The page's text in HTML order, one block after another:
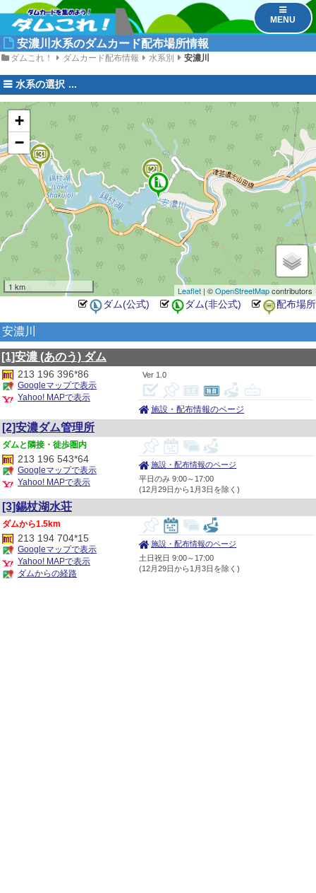
MENU
安濃川水系のダムカード配布場所情報
ダムこれ！ ダムカード配布情報 水系別 安濃川
水系の選択
3
2
1
+
−
1 km Leaflet | ©OpenStreetMapcontributors
安濃川
[1]安濃 (あのう) ダム
1.0
施設・配布情報のページ
213 196 396*86
Googleマップで表示
Yahoo! MAPで表示
[2]安濃ダム管理所
施設・配布情報のページ
平日のみ 9:00～17:00
(12月29日から1月3日を除く)
隣接・徒歩圏内
213 196 543*64
Googleマップで表示
Yahoo! MAPで表示
[3]錫杖湖水荘
施設・配布情報のページ
土日祝日 9:00～17:00
(12月29日から1月3日を除く)
1.5km
213 194 704*15
Googleマップで表示
Yahoo! MAPで表示
ダムからの経路